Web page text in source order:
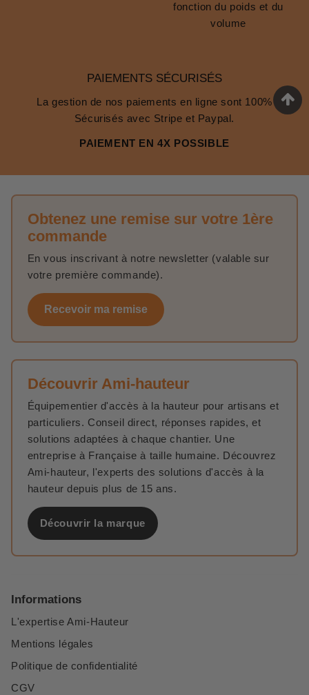
fonction du poids et du
volume
PAIEMENTS SÉCURISÉS
La gestion de nos paiements en ligne sont 100%
Sécurisés avec Stripe et Paypal.
PAIEMENT EN 4X POSSIBLE
Obtenez une remise sur votre 1ère
commande
En vous inscrivant à notre newsletter (valable sur
votre première commande).
Recevoir ma remise
Découvrir Ami-hauteur
Équipementier d'accès à la hauteur pour artisans et
particuliers. Conseil direct, réponses rapides, et
solutions adaptées à chaque chantier. Une
entreprise à Française à taille humaine. Découvrez
Ami-hauteur, l'experts des solutions d'accès à la
hauteur depuis plus de 15 ans.
Découvrir la marque
Informations
L'expertise Ami-Hauteur
Mentions légales
Politique de confidentialité
CGV